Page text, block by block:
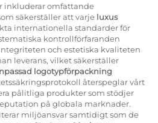
inkluderar omfattande
säkerställer att varje luxus
internationella standarder för
kontrollförfaranden
och estetiska kvaliteten
leverans, vilket säkerställer
logotypförpackning
återspeglar vårt
pålitliga produkter som stödjer
på globala marknader.
miljöansvar samtidigt som de